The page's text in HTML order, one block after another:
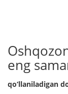
eng
qo‘llaniladigan